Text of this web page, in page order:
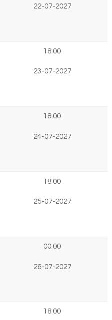
22-07-2027
18:00
23-07-2027
18:00
24-07-2027
18:00
25-07-2027
00:00
26-07-2027
18:00